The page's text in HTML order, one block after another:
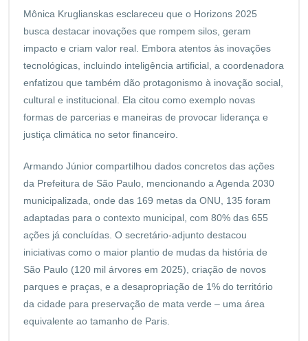
Mônica Kruglianskas esclareceu que o Horizons 2025
busca destacar inovações que rompem silos, geram
impacto e criam valor real. Embora atentos às inovações
tecnológicas, incluindo inteligência artificial, a coordenadora
enfatizou que também dão protagonismo à inovação social,
cultural e institucional. Ela citou como exemplo novas
formas de parcerias e maneiras de provocar liderança e
justiça climática no setor financeiro.
Armando Júnior compartilhou dados concretos das ações
da Prefeitura de São Paulo, mencionando a Agenda 2030
municipalizada, onde das 169 metas da ONU, 135 foram
adaptadas para o contexto municipal, com 80% das 655
ações já concluídas. O secretário-adjunto destacou
iniciativas como o maior plantio de mudas da história de
São Paulo (120 mil árvores em 2025), criação de novos
parques e praças, e a desapropriação de 1% do território
da cidade para preservação de mata verde – uma área
equivalente ao tamanho de Paris.